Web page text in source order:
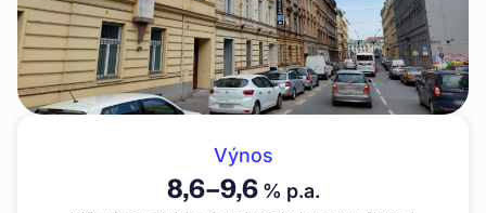
Výnos
8,6–9,6% p.a.